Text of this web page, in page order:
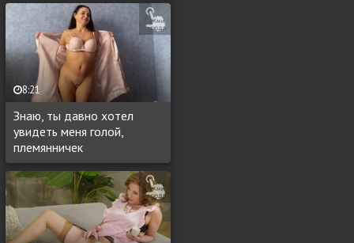
Знаю, ты давно хотел
увидеть меня голой,
племянничек
8:21